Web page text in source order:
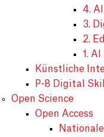
4.
3.
2.
1.
Künstliche
P-8 Digital
Open Science
Open Access